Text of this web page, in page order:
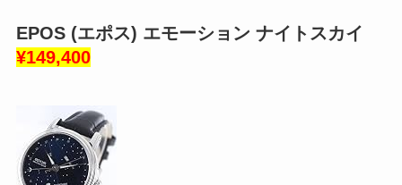
EPOS (エポス) エモーション ナイトスカイ
¥149,400